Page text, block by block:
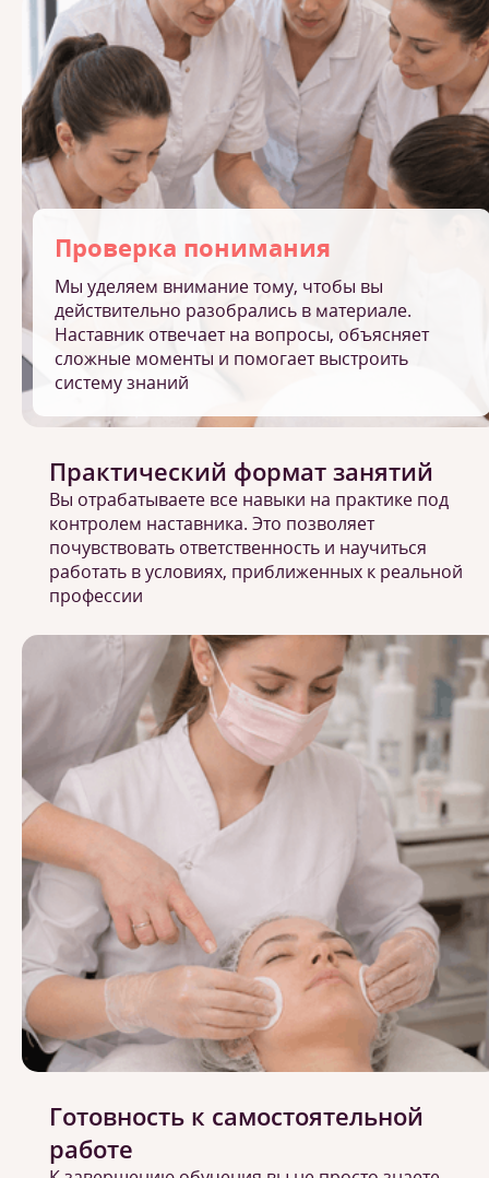
Проверка понимания
Мы уделяем внимание тому, чтобы вы
действительно разобрались в материале.
Наставник отвечает на вопросы, объясняет
сложные моменты и помогает выстроить
систему знаний
Практический формат занятий
Вы отрабатываете все навыки на практике под
контролем наставника. Это позволяет
почувствовать ответственность и научиться
работать в условиях, приближенных к реальной
профессии
Готовность к самостоятельной
работе